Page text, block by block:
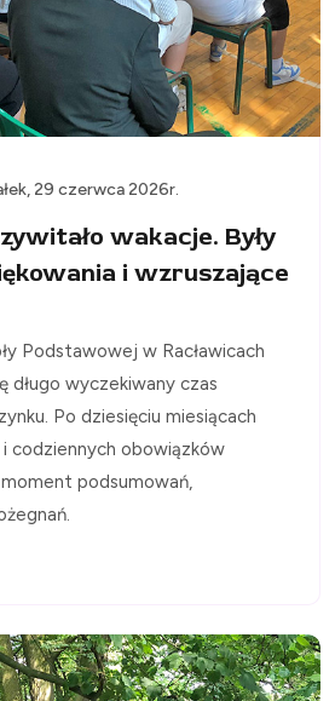
29 czerwca 2026r.
wakacje. Były
i wzruszające
Podstawowej w Racławicach
długo wyczekiwany czas
Po dziesięciu miesiącach
codziennych obowiązków
podsumowań,